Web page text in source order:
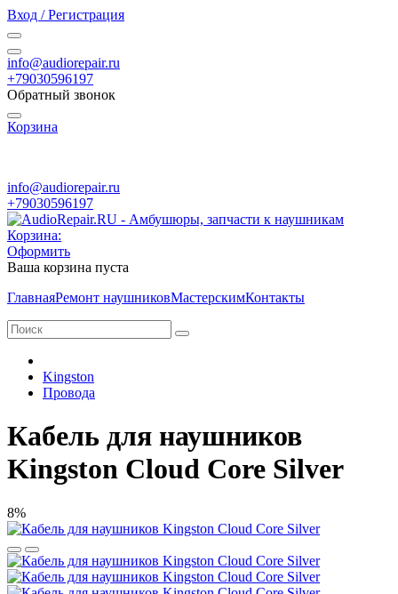
Вход / Регистрация
info@audiorepair.ru
+79030596197
Обратный звонок
Корзина
info@audiorepair.ru
+79030596197
Корзина:
Оформить
Ваша корзина пуста
ГлавнаяРемонт наушниковМастерскимКонтакты
Kingston
Провода
Кабель для наушников
Kingston Cloud Core Silver
8%